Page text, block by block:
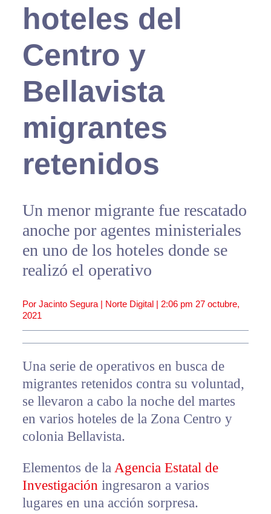
hoteles del
Centro y
Bellavista
migrantes
retenidos
Un menor migrante fue rescatado
anoche por agentes ministeriales
en uno de los hoteles donde se
realizó el operativo
Por Jacinto Segura | Norte Digital | 2:06 pm 27 octubre,
2021
Una serie de operativos en busca de
migrantes retenidos contra su voluntad,
se llevaron a cabo la noche del martes
en varios hoteles de la Zona Centro y
colonia Bellavista.
Elementos de la Agencia Estatal de
Investigación ingresaron a varios
lugares en una acción sorpresa.